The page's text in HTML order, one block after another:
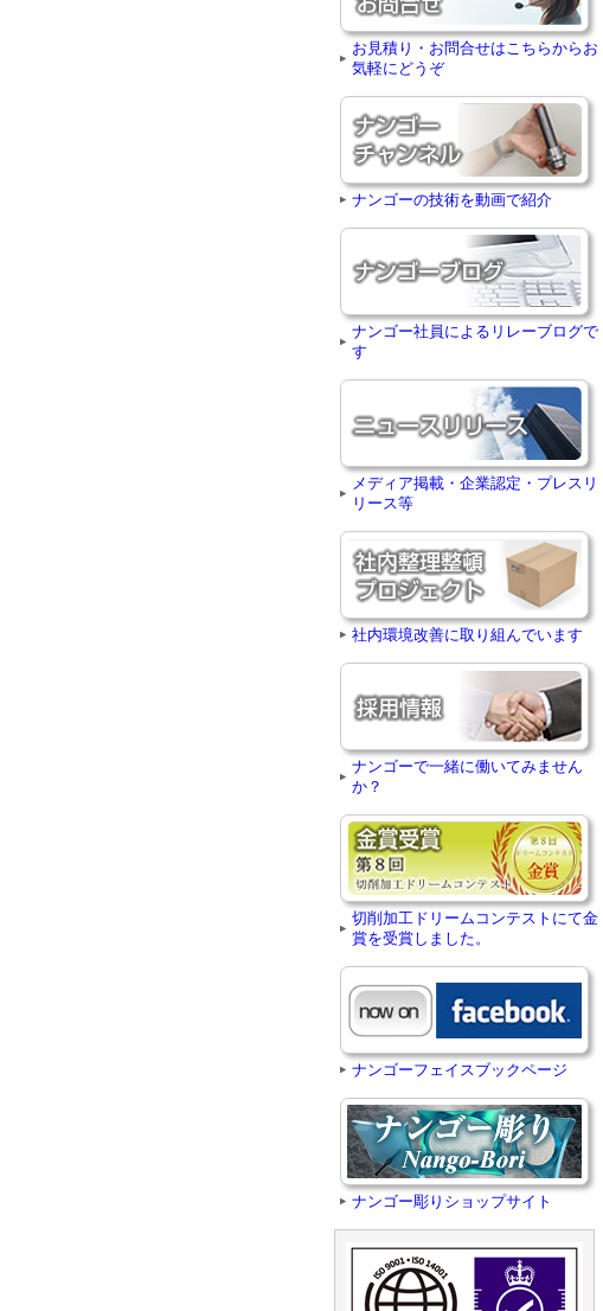
お見積り・お問合せはこちらからお
気軽にどうぞ
ナンゴーの技術を動画で紹介
ナンゴー社員によるリレーブログで
す
メディア掲載・企業認定・プレスリ
リース等
社内環境改善に取り組んでいます
ナンゴーで一緒に働いてみません
か？
切削加工ドリームコンテストにて金
賞を受賞しました。
ナンゴーフェイスブックページ
ナンゴー彫りショップサイト